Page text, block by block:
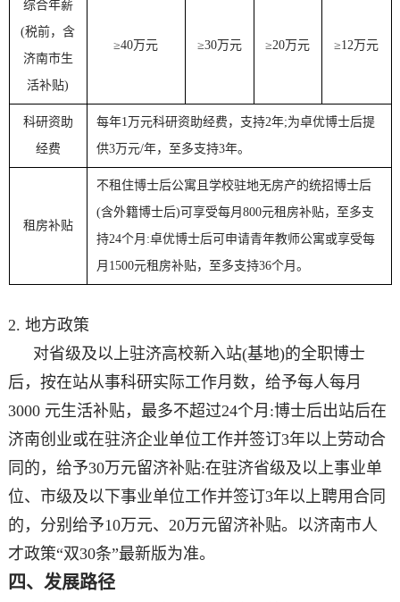
综合年薪
(税前，含
济南市生
活补贴)
≥40万元 ≥30万元 ≥20万元 ≥12万元
科研资助
经费
每年1万元科研资助经费，支持2年;为卓优博士后提
供3万元/年，至多支持3年。
租房补贴
不租住博士后公寓且学校驻地无房产的统招博士后
(含外籍博士后)可享受每月800元租房补贴，至多支
持24个月:卓优博士后可申请青年教师公寓或享受每
月1500元租房补贴，至多支持36个月。
2. 地方政策
对省级及以上驻济高校新入站(基地)的全职博士
后，按在站从事科研实际工作月数，给予每人每月
3000 元生活补贴，最多不超过24个月:博士后出站后在
济南创业或在驻济企业单位工作并签订3年以上劳动合
同的，给予30万元留济补贴:在驻济省级及以上事业单
位、市级及以下事业单位工作并签订3年以上聘用合同
的，分别给予10万元、20万元留济补贴。以济南市人
才政策“双30条”最新版为准。
四、发展路径